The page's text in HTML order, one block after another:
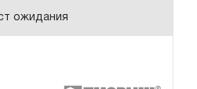
ожидания